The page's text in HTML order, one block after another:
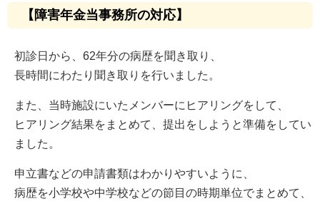
【障害年金当事務所の対応】
初診日から、62年分の病歴を聞き取り、
長時間にわたり聞き取りを行いました。
また、当時施設にいたメンバーにヒアリングをして、
ヒアリング結果をまとめて、提出をしようと準備をしてい
ました。
申立書などの申請書類はわかりやすいように、
病歴を小学校や中学校などの節目の時期単位でまとめて、